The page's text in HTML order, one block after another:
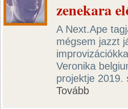
zenekara
A Next.Ape
mégsem jazzt
Veronika
projektje 2019.
Tovább